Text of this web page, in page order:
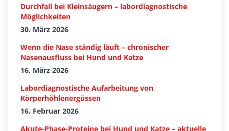
Durchfall bei Kleinsäugern – labordiagnostische
Möglichkeiten
30. März 2026
Wenn die Nase ständig läuft – chronischer
Nasenausfluss bei Hund und Katze
16. März 2026
Labordiagnostische Aufarbeitung von
Körperhöhlenergüssen
16. Februar 2026
Akute-Phase-Proteine bei Hund und Katze – aktuelle